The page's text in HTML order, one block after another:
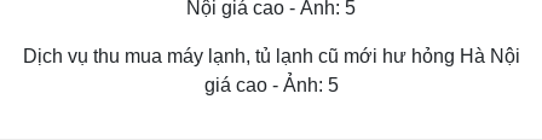
Dịch vụ thu mua máy lạnh, tủ lạnh cũ mới hư hỏng Hà Nội
giá cao - Ảnh: 5